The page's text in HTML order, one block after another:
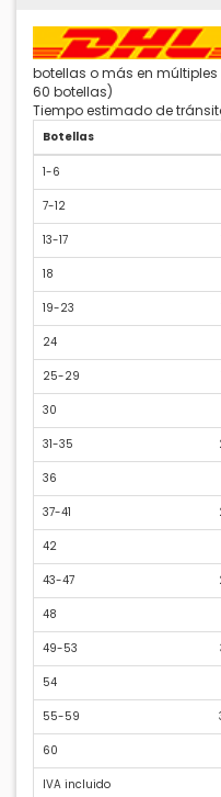
botellas o más en múltiples
60 botellas)
Tiempo estimado de
Botellas
1-6
7-12
13-17
18
19-23
24
25-29
30
31-35
36
37-41
42
43-47
48
49-53
54
55-59
60
IVA incluido